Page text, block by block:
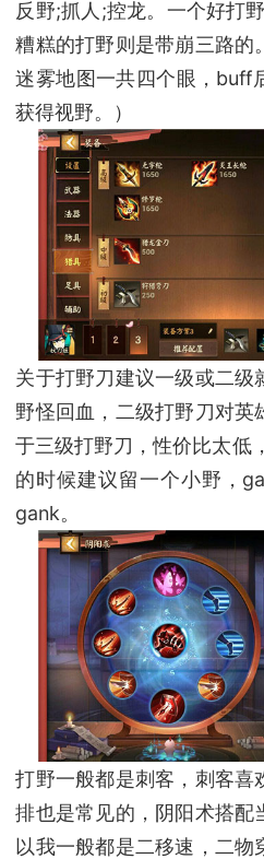
反野;抓人;控龙。一个好打
糟糕的打野则是带崩三路的
迷雾地图一共四个眼，buff
获得视野。）
关于打野刀建议一级或二级
野怪回血，二级打野刀对英
于三级打野刀，性价比太低
的时候建议留一个小野，
gank。
打野一般都是刺客，刺客喜
排也是常见的，阴阳术搭配
以我一般都是二移速，二物